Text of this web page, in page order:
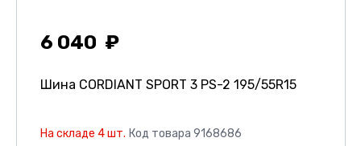
6 040
Шина CORDIANT SPORT 3 PS-2 195/55R15
На складе 4 шт. Код товара 9168686